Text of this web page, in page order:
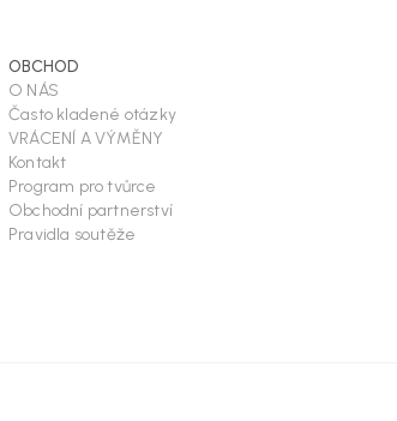
OBCHOD
O NÁS
Často kladené otázky
VRÁCENÍ A VÝMĚNY
Kontakt
Program pro tvůrce
Obchodní partnerství
Pravidla soutěže